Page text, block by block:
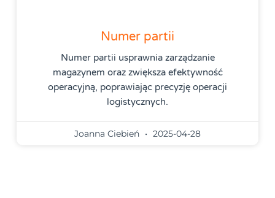
Numer partii
Numer partii usprawnia zarządzanie
magazynem oraz zwiększa efektywność
operacyjną, poprawiając precyzję operacji
logistycznych.
Joanna Ciebień 2025-04-28